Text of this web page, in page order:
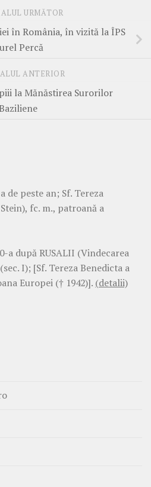
URMĂTOR
în România, în vizită la ÎPS
Percă
ANTERIOR
la Mănăstirea Surorilor
Baziliene
de peste an; Sf. Tereza
fc. m., patroană a
a după RUSALII (Vindecarea
I); [Sf. Tereza Benedicta a
Europei († 1942)]. (detalii)